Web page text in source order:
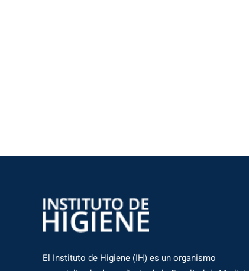
El Instituto de Higiene (IH) es un organismo